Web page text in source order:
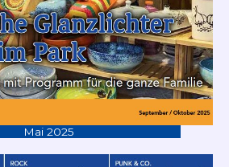
Mai 2025